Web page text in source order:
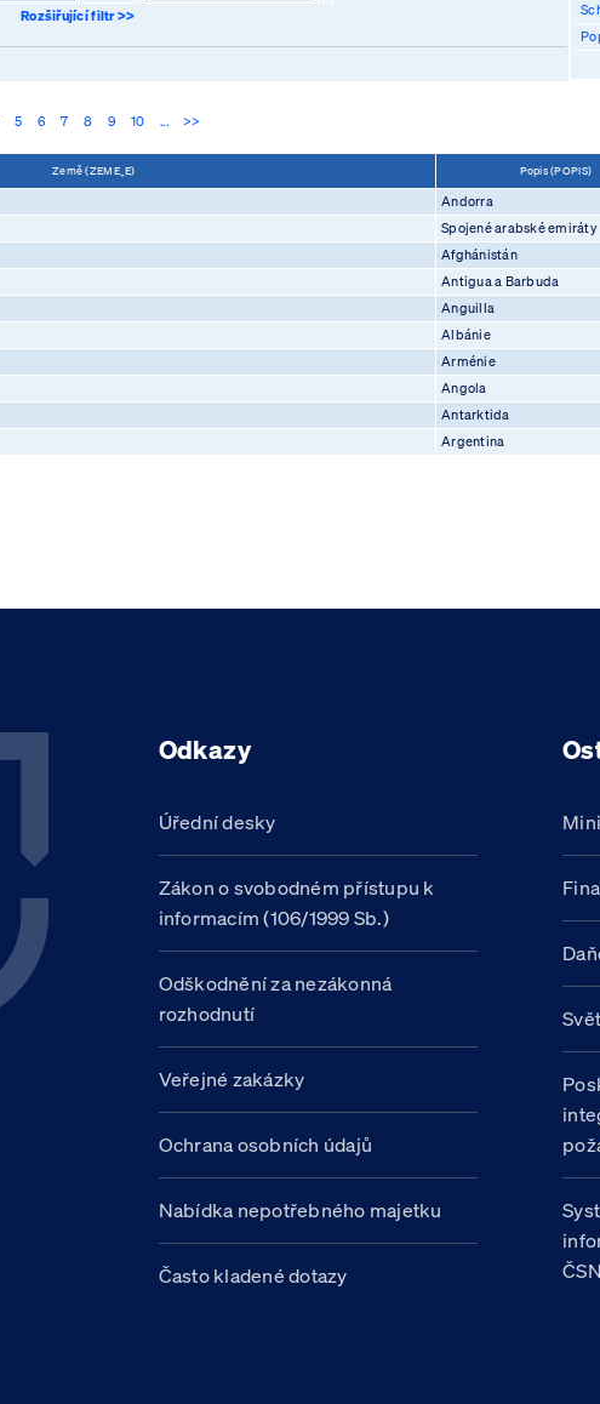
Rozšiřující filtr >>
5 6 7 8 9 10 ... >>
Země (ZEME_E) Popis (POPIS)
Andorra
Spojené arabské emiráty
Afghánistán
Antigua a Barbuda
Anguilla
Albánie
Arménie
Angola
Antarktida
Argentina
Odkazy
Úřední desky
Zákon o svobodném přístupu k
informacím (106/1999 Sb.)
Odškodnění za nezákonná
rozhodnutí
Veřejné zakázky
Ochrana osobních údajů
Nabídka nepotřebného majetku
Často kladené dotazy